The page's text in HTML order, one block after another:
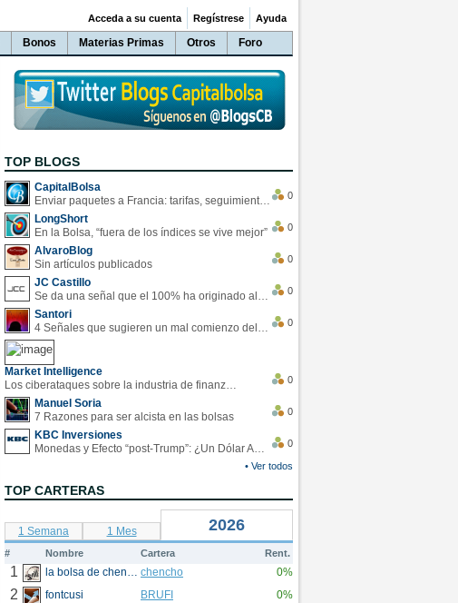
Bonos Materias Primas Otros Foro
Acceda a su cuenta Regístrese Ayuda
TOP BLOGS
CapitalBolsa
Enviar paquetes a Francia: tarifas, seguimiento y ventajas destacadas
0
LongShort
En la Bolsa, “fuera de los índices se vive mejor”
0
AlvaroBlog
Sin artículos publicados
0
JC Castillo
Se da una señal que el 100% ha originado alzas en las bolsas
0
Santori
4 Señales que sugieren un mal comienzo del 3T de la economía EEUU
0
Market Intelligence
Los ciberataques sobre la industria de finanzas se han duplicado este año
0
Manuel Soria
7 Razones para ser alcista en las bolsas
0
KBC Inversiones
Monedas y Efecto “post-Trump”: ¿Un Dólar Americano operando en rangos?
0
• Ver todos
TOP CARTERAS
1 Semana 1 Mes 2026
# Nombre Cartera Rent.
1 la bolsa de chencho chencho 0%
2 fontcusi BRUFI 0%